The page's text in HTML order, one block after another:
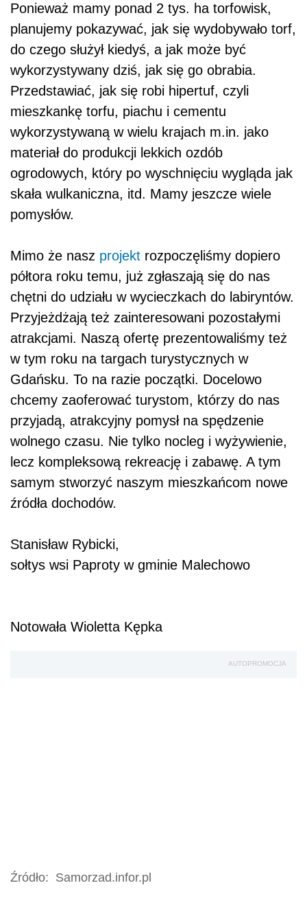
Ponieważ mamy ponad 2 tys. ha torfowisk,
planujemy pokazywać, jak się wydobywało torf,
do czego służył kiedyś, a jak może być
wykorzystywany dziś, jak się go obrabia.
Przedstawiać, jak się robi hipertuf, czyli
mieszkankę torfu, piachu i cementu
wykorzystywaną w wielu krajach m.in. jako
materiał do produkcji lekkich ozdób
ogrodowych, który po wyschnięciu wygląda jak
skała wulkaniczna, itd. Mamy jeszcze wiele
pomysłów.
Mimo że nasz projekt rozpoczęliśmy dopiero
półtora roku temu, już zgłaszają się do nas
chętni do udziału w wycieczkach do labiryntów.
Przyjeżdżają też zainteresowani pozostałymi
atrakcjami. Naszą ofertę prezentowaliśmy też
w tym roku na targach turystycznych w
Gdańsku. To na razie początki. Docelowo
chcemy zaoferować turystom, którzy do nas
przyjadą, atrakcyjny pomysł na spędzenie
wolnego czasu. Nie tylko nocleg i wyżywienie,
lecz kompleksową rekreację i zabawę. A tym
samym stworzyć naszym mieszkańcom nowe
źródła dochodów.
Stanisław Rybicki,
sołtys wsi Paproty w gminie Malechowo
Notowała Wioletta Kępka
AUTOPROMOCJA
Źródło: Samorzad.infor.pl